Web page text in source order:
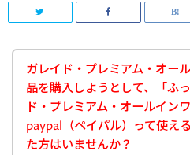
ガレイド・プレミアム・オー
品を購入しようとして、「ふ
ド・プレミアム・オールイン
paypal（ペイパル）って使え
た方はいませんか？